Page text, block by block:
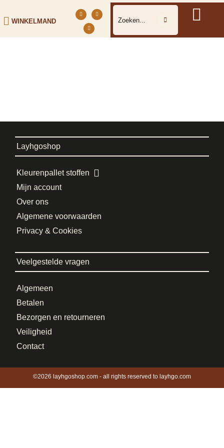
WINKELMAND
Layhgoshop
Kleurenpallet stoffen
Mijn account
Over ons
Algemene voorwaarden
Privacy & Cookies
Veelgestelde vragen
Algemeen
Betalen
Bezorgen en retourneren
Veiligheid
Contact
©2026 layhgoshop.com - all rights reserved to layhgo.com